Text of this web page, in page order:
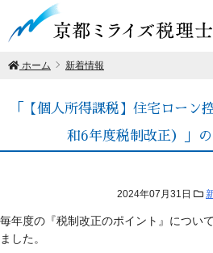
ホーム 新着情報
「【個人所得課税】住宅ローン
和6年度税制改正）」
2024年07月31日
毎年度の『税制改正のポイント』につい
ました。